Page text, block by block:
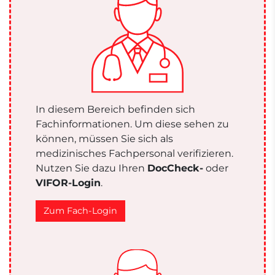
In diesem Bereich befinden sich
Fachinformationen. Um diese sehen zu
können, müssen Sie sich als
medizinisches Fachpersonal verifizieren.
Nutzen Sie dazu Ihren DocCheck- oder
VIFOR-Login.
Zum Fach-Login